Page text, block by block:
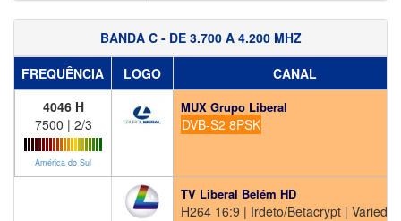
BANDA C - DE 3.700 A 4.200 MHZ
FREQUÊNCIA
LOGO
CANAL
4046 H
7500 | 2/3
América do Sul
MUX Grupo Liberal
DVB-S2 8PSK
TV Liberal Belém HD
H264 16:9 | Irdeto/Betacrypt |